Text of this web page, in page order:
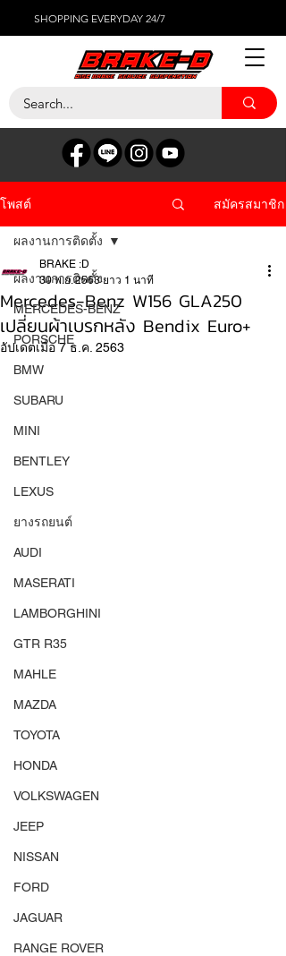
SHOPPING EVERYDAY 24/7
โพสต์ สมัครสมาชิก
ผลงานการติดตั้ง
MERCEDES-BENZ
PORSCHE
BMW
SUBARU
MINI
BENTLEY
LEXUS
ยางรถยนต์
AUDI
MASERATI
LAMBORGHINI
GTR R35
MAHLE
MAZDA
TOYOTA
HONDA
VOLKSWAGEN
JEEP
NISSAN
FORD
JAGUAR
RANGE ROVER
ผลงานการติดตั้ง
Mercedes-Benz W156 GLA250
เปลี่ยนผ้าเบรกหลัง Bendix Euro+
BRAKE :D
30 พ.ย. 2563 ยาว 1 นาที
อัปเดตเมื่อ7 ธ.ค. 2563